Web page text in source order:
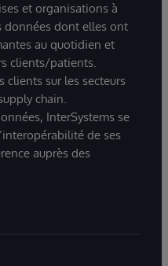
et organisations à
dont elles ont
au quotidien et
clients/patients.
clients sur les secteurs
chain.
InterSystems se
de ses
auprès des